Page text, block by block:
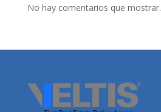
No hay comentarios que mostrar.